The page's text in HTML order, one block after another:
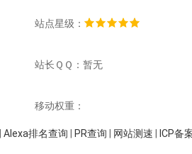
站点星级：
站长ＱＱ：暂无
移动权重：
Alexa排名查询 PR查询 网站测速
ICP备